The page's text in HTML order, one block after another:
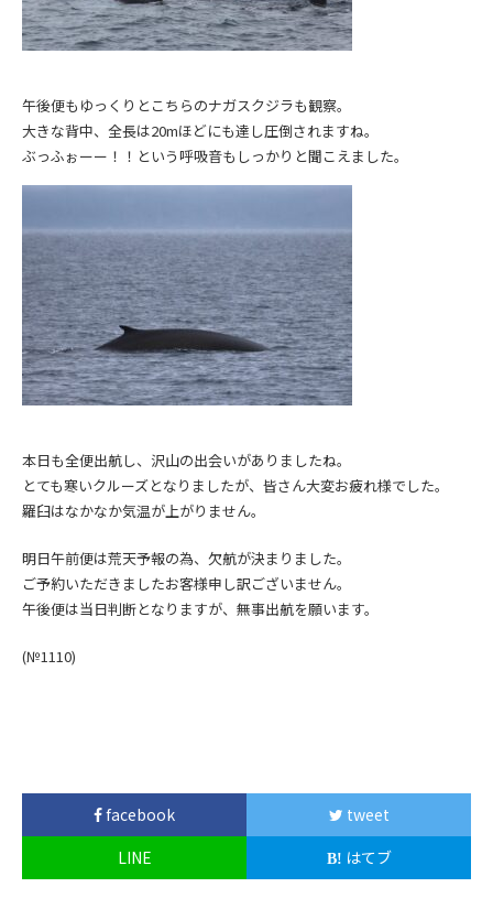
午後便もゆっくりとこちらのナガスクジラも観察。
大きな背中、全長は20mほどにも達し圧倒されますね。
ぶっふぉーー！！という呼吸音もしっかりと聞こえました。
本日も全便出航し、沢山の出会いがありましたね。
とても寒いクルーズとなりましたが、皆さん大変お疲れ様でした。
羅臼はなかなか気温が上がりません。
明日午前便は荒天予報の為、欠航が決まりました。
ご予約いただきましたお客様申し訳ございません。
午後便は当日判断となりますが、無事出航を願います。
(№1110)
facebook
tweet
LINE
はてブ